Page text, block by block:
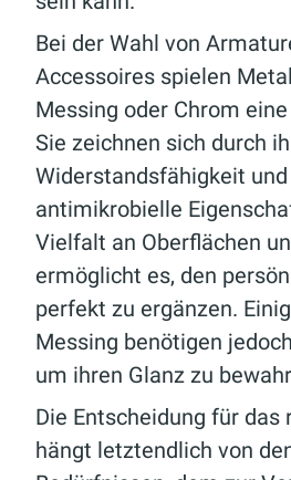
Bei der Wahl von
Accessoires spielen
Messing oder Chrom
Sie zeichnen sich durch
Widerstandsfähigkeit
antimikrobielle
Vielfalt an Oberflächen
ermöglicht es, den
perfekt zu ergänzen.
Messing benötigen
um ihren Glanz zu
Die Entscheidung für
hängt letztendlich von